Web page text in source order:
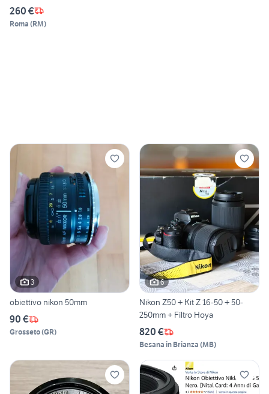
260 €
Roma (RM)
3
obiettivo nikon 50mm
90 €
Grosseto(GR)
6
Nikon Z50 + Kit Z 16-50 + 50-
250mm + Filtro Hoya
820 €
Besana in Brianza (MB)